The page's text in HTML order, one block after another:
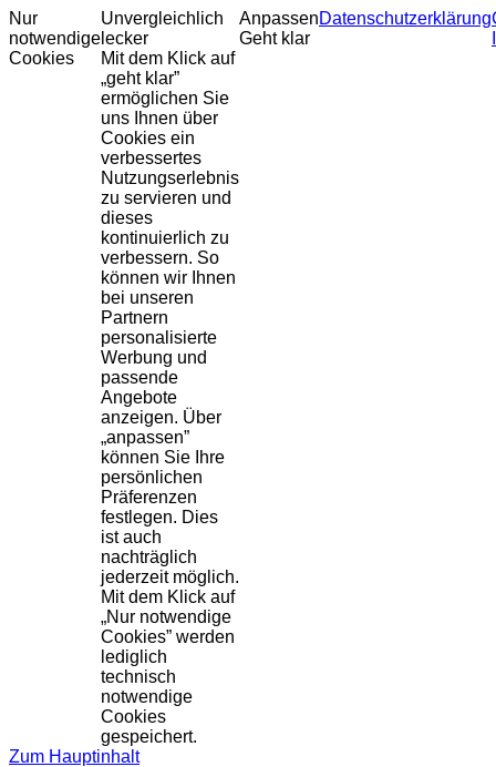
Nur
notwendige
Cookies
Unvergleichlich
lecker
Mit dem Klick auf
„geht klar”
ermöglichen Sie
uns Ihnen über
Cookies ein
verbessertes
Nutzungserlebnis
zu servieren und
dieses
kontinuierlich zu
verbessern. So
können wir Ihnen
bei unseren
Partnern
personalisierte
Werbung und
passende
Angebote
anzeigen. Über
„anpassen”
können Sie Ihre
persönlichen
Präferenzen
festlegen. Dies
ist auch
nachträglich
jederzeit möglich.
Mit dem Klick auf
„Nur notwendige
Cookies” werden
lediglich
technisch
notwendige
Cookies
gespeichert.
Anpassen
Geht klar
Datenschutzerklärung
Zum Hauptinhalt